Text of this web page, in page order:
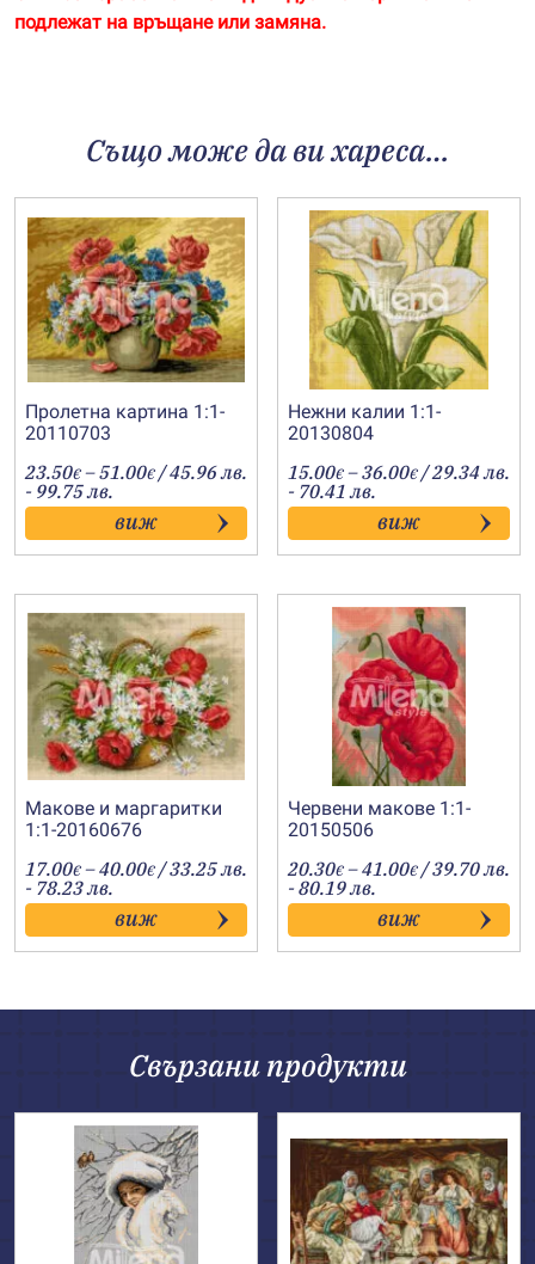
подлежат на връщане или замяна.
Също може да ви хареса…
Пролетна картина 1:1-
20110703
23.50€ –51.00€Price
range:
23.50€
through
51.00€
/ 45.96 лв.
- 99.75 лв.
виж
Нежни калии 1:1-
20130804
15.00€ –36.00€Price
range:
15.00€
through
36.00€
/ 29.34 лв.
- 70.41 лв.
виж
Макове и маргаритки
1:1-20160676
17.00€ –40.00€Price
range:
17.00€
through
40.00€
/ 33.25 лв.
- 78.23 лв.
виж
Червени макове 1:1-
20150506
20.30€ –41.00€Price
range:
20.30€
through
41.00€
/ 39.70 лв.
- 80.19 лв.
виж
Свързани продукти